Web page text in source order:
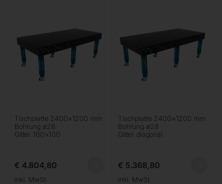
Tischplatte 2400×1200 mm
Bohrung ø28
Gitter 100×100
€ 4.804,80
inkl. MwSt.
Tischplatte 2400×1200 mm
Bohrung ø28
Gitter diagonal
€ 5.368,80
inkl. MwSt.